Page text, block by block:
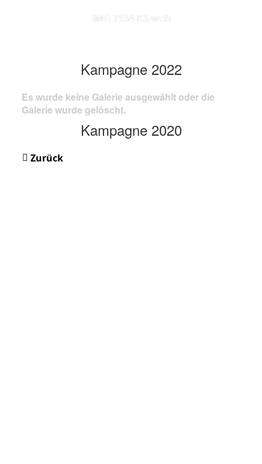
IMG 7134-KS-web
Kampagne 2022
Es wurde keine Galerie ausgewählt oder die
Galerie wurde gelöscht.
Kampagne 2020
Zurück